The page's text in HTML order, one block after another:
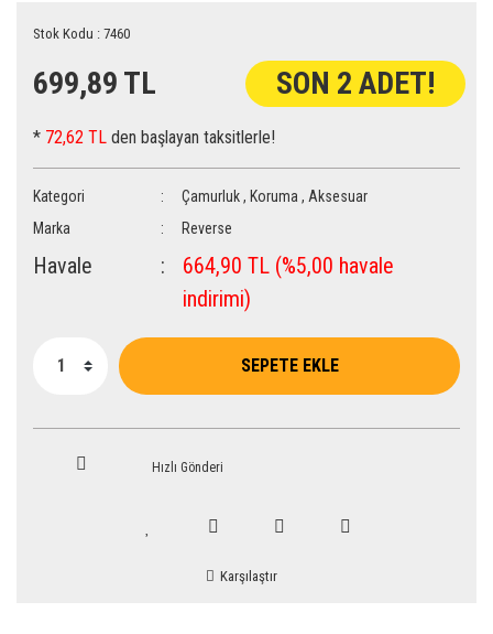
Stok Kodu : 7460
699,89 TL SON 2 ADET!
* 72,62 TL den başlayan taksitlerle!
Kategori Çamurluk , Koruma , Aksesuar
Marka
Reverse
Havale
664,90 TL (%5,00 havale
indirimi)
SEPETE EKLE
Hızlı Gönderi
Karşılaştır